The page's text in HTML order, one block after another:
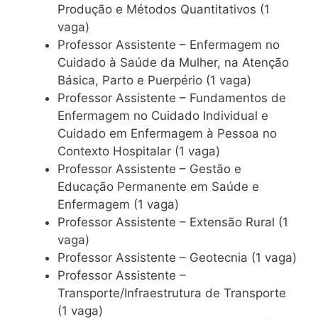
Produção e Métodos Quantitativos (1
vaga)
Professor Assistente – Enfermagem no
Cuidado à Saúde da Mulher, na Atenção
Básica, Parto e Puerpério (1 vaga)
Professor Assistente – Fundamentos de
Enfermagem no Cuidado Individual e
Cuidado em Enfermagem à Pessoa no
Contexto Hospitalar (1 vaga)
Professor Assistente – Gestão e
Educação Permanente em Saúde e
Enfermagem (1 vaga)
Professor Assistente – Extensão Rural (1
vaga)
Professor Assistente – Geotecnia (1 vaga)
Professor Assistente –
Transporte/Infraestrutura de Transporte
(1 vaga)